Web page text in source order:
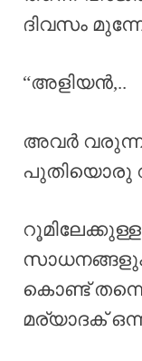
ദിവസം
“അളിയൻ,..
അവർ
പുതിയൊരു
കൊണ്ട്
മര്യാദക് ഒന്ന്